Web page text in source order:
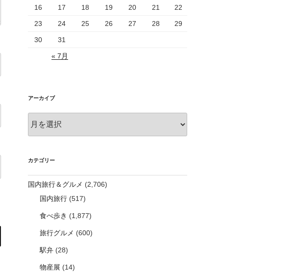
16 17 18 19 20 21 22
23 24 25 26 27 28 29
30 31
« 7月
アーカイブ
ー
ブ
カテゴリー
国内旅行＆グルメ (2,706)
国内旅行(517)
食べ歩き (1,877)
旅行グルメ (600)
駅弁(28)
物産展 (14)